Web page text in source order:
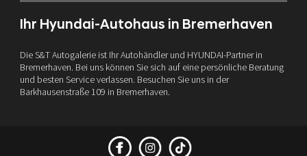
Ihr Hyundai-Autohaus in Bremerhaven
Die S&T Autogalerie ist Ihr Autohändler und HYUNDAI-Partner in
Bremerhaven. Bei uns können Sie sich auf eine persönliche Beratung
und besten Service verlassen. Besuchen Sie uns in der
Barkhausenstraße 109 in Bremerhaven.